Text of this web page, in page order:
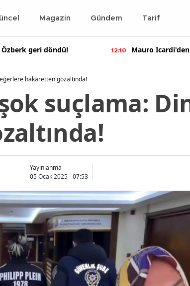
Magazin Gündem Tarif
12:10
Mauro Icardi'den olay yaratan
hakaretten gözaltında!
suçlama:
Yayınlanma
05 Ocak 2025 - 07:53